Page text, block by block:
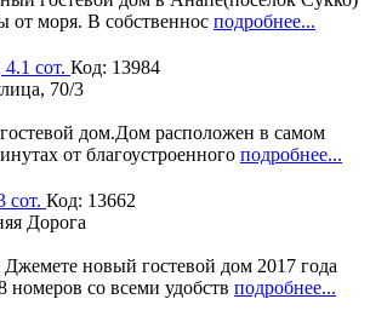
от моря. В собственнос подробнее...
сот. Код: 13984
70/3
дом.Дом расположен в самом
от благоустроенного подробнее...
сот. Код: 13662
Дорога
Джемете новый гостевой дом 2017 года
номеров со всеми удобств подробнее...